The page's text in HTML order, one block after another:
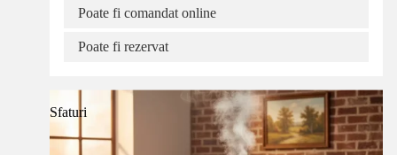
Poate fi comandat online
Poate fi rezervat
Sfaturi